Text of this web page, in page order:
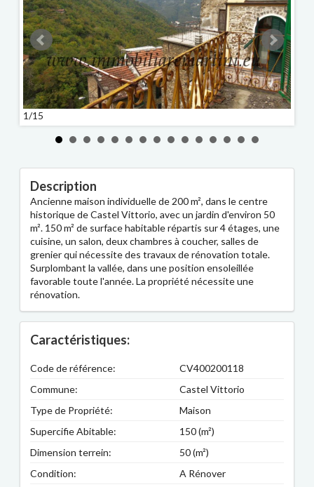
1/15
Description
Ancienne maison individuelle de 200 m², dans le centre
historique de Castel Vittorio, avec un jardin d'environ 50
m². 150 m² de surface habitable répartis sur 4 étages, une
cuisine, un salon, deux chambres à coucher, salles de
grenier qui nécessite des travaux de rénovation totale.
Surplombant la vallée, dans une position ensoleillée
favorable toute l'année. La propriété nécessite une
rénovation.
Caractéristiques:
Code de référence:
CV400200118
Commune:
Castel Vittorio
Type de Propriété:
Maison
Supercifie Abitable:
150 (m²)
Dimension terrein:
50 (m²)
Condition:
A Rénover